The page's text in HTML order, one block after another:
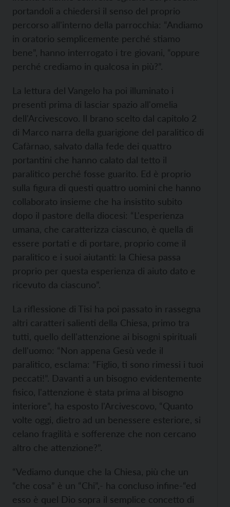
portandoli a chiedersi il senso del proprio
percorso all'interno della parrocchia: “Andiamo
in oratorio semplicemente perché stiamo
bene”, hanno interrogato i tre giovani, “oppure
perché crediamo in qualcosa in più?”.
La lettura del Vangelo ha poi illuminato i
presenti prima di lasciar spazio all'omelia
dell'Arcivescovo. Il brano scelto dal capitolo 2
di Marco narra della guarigione del paralitico di
Cafàrnao, salvato dalla fede dei quattro
portantini che hanno calato dal tetto il
paralitico perché fosse guarito. Ed è proprio
sulla figura di questi quattro uomini che hanno
collaborato insieme che ha insistito subito
dopo il pastore della diocesi: “L'esperienza
umana, che caratterizza ciascuno, è quella di
essere portati e di portare, proprio come il
paralitico e i suoi aiutanti: la Chiesa passa
proprio per questa esperienza di aiuto dato e
ricevuto da ciascuno”.
La riflessione di Tisi ha poi passato in rassegna
altri caratteri salienti della Chiesa, primo tra
tutti, quello dell'attenzione ai bisogni spirituali
dell'uomo: “Non appena Gesù vede il
paralitico, esclama: ”Figlio, ti sono rimessi i tuoi
peccati!”. Davanti a un bisogno evidentemente
fisico, l'attenzione è stata prima al bisogno
interiore”, ha esposto l'Arcivescovo, “Quanto
volte oggi, dietro ad un benessere esteriore, si
celano fragilità e sofferenze che non cercano
altro che attenzione?”.
“Vediamo dunque che la Chiesa, più che un
“che cosa” è un “Chi”,- ha concluso infine-“ed
esso è quel Dio sopra il semplice concetto di